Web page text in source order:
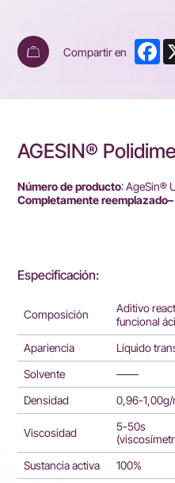
Compartir en
AGESIN®
Número de producto: AgeSin®
Completamente
Especificación:
Composición
Aditivo
funcional
Apariencia
Líquido
Solvente
——
Densidad
0,96-1,00g/
Viscosidad
5-50s
Sustancia activa
100%